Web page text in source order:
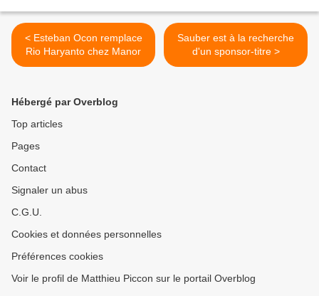
< Esteban Ocon remplace
Rio Haryanto chez Manor
Sauber est à la recherche
d'un sponsor-titre >
Hébergé par Overblog
Top articles
Pages
Contact
Signaler un abus
C.G.U.
Cookies et données personnelles
Préférences cookies
Voir le profil de Matthieu Piccon sur le portail Overblog